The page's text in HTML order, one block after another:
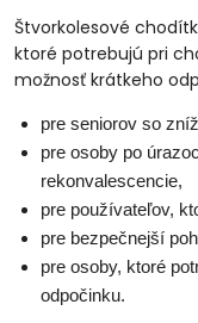
Štvorkolesové
ktoré potrebujú pri
možnosť krátkeho
pre seniorov so
pre osoby po
rekonvalescencie,
pre používateľov,
pre bezpečnejší
pre osoby, ktoré
odpočinku.